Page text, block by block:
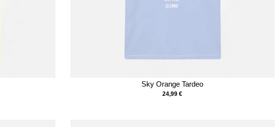
Sky Orange Tardeo
24,99€